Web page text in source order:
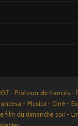
- Profesor de francés
- Musica - Ciné -
du dimanche soir -